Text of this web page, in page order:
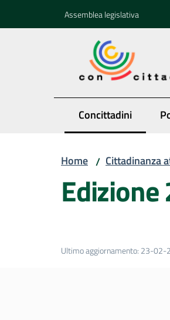
Assemblea legislativa
Concittadini
Menu selezionato
Home / Cittadinanza
Ultimo aggiornamento: 23-02-